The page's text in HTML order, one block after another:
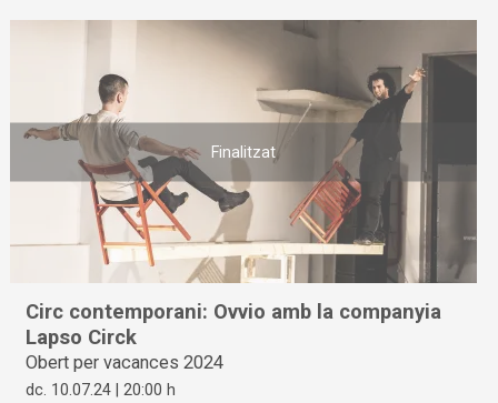
Finalitzat
Circ contemporani: Ovvio amb la companyia
Lapso Circk
Obert per vacances 2024
dc. 10.07.24 |20:00 h